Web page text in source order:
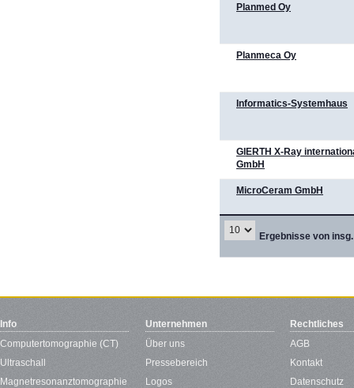
Ergebnisse von
Planmed Oy
Planmeca Oy
Informatics-Systemhaus
GIERTH X-Ray
GmbH
MicroCeram GmbH
Info
Computertomographie (CT)
Ultraschall
Magnetresonanztomographie
Unternehmen
Über uns
Pressebereich
Logos
Rechtliches
AGB
Kontakt
Datenschutz